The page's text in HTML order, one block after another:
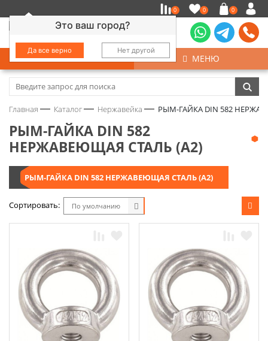
Это ваш город?
Да все верно Нет другой
0 0 0
КАТАЛОГ МЕНЮ
Замочно-скобяные изделия
Колеса
Крепёж
Круги и абразивы
Химия
Хозтовары
Электроды и проволока
Главная Каталог Нержавейка РЫМ-ГАЙКА DIN 582
РЫМ-ГАЙКА DIN 582
НЕРЖАВЕЮЩАЯ СТАЛЬ (А2)
РЫМ-ГАЙКА DIN 582 НЕРЖАВЕЮЩАЯ СТАЛЬ (А2)
Сортировать: По умолчанию